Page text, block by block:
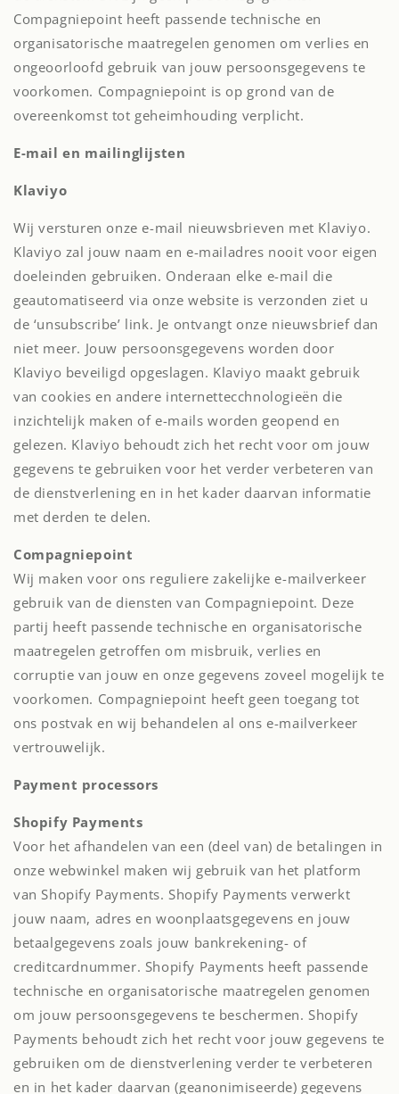
Compagniepoint heeft passende technische en
organisatorische maatregelen genomen om verlies en
ongeoorloofd gebruik van jouw persoonsgegevens te
voorkomen. Compagniepoint is op grond van de
overeenkomst tot geheimhouding verplicht.
E-mail en mailinglijsten
Klaviyo
Wij versturen onze e-mail nieuwsbrieven met Klaviyo.
Klaviyo zal jouw naam en e-mailadres nooit voor eigen
doeleinden gebruiken. Onderaan elke e-mail die
geautomatiseerd via onze website is verzonden ziet u
de ‘unsubscribe’ link. Je ontvangt onze nieuwsbrief dan
niet meer. Jouw persoonsgegevens worden door
Klaviyo beveiligd opgeslagen. Klaviyo maakt gebruik
van cookies en andere internettecchnologieën die
inzichtelijk maken of e-mails worden geopend en
gelezen. Klaviyo behoudt zich het recht voor om jouw
gegevens te gebruiken voor het verder verbeteren van
de dienstverlening en in het kader daarvan informatie
met derden te delen.
Compagniepoint
Wij maken voor ons reguliere zakelijke e-mailverkeer
gebruik van de diensten van Compagniepoint. Deze
partij heeft passende technische en organisatorische
maatregelen getroffen om misbruik, verlies en
corruptie van jouw en onze gegevens zoveel mogelijk te
voorkomen. Compagniepoint heeft geen toegang tot
ons postvak en wij behandelen al ons e-mailverkeer
vertrouwelijk.
Payment processors
Shopify Payments
Voor het afhandelen van een (deel van) de betalingen in
onze webwinkel maken wij gebruik van het platform
van Shopify Payments. Shopify Payments verwerkt
jouw naam, adres en woonplaatsgegevens en jouw
betaalgegevens zoals jouw bankrekening- of
creditcardnummer. Shopify Payments heeft passende
technische en organisatorische maatregelen genomen
om jouw persoonsgegevens te beschermen. Shopify
Payments behoudt zich het recht voor jouw gegevens te
gebruiken om de dienstverlening verder te verbeteren
en in het kader daarvan (geanonimiseerde) gegevens